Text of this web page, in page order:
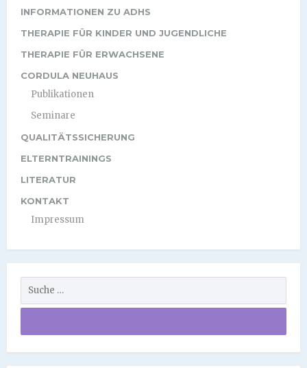
INFORMATIONEN ZU ADHS
THERAPIE FÜR KINDER UND JUGENDLICHE
THERAPIE FÜR ERWACHSENE
CORDULA NEUHAUS
Publikationen
Seminare
QUALITÄTSSICHERUNG
ELTERNTRAININGS
LITERATUR
KONTAKT
Impressum